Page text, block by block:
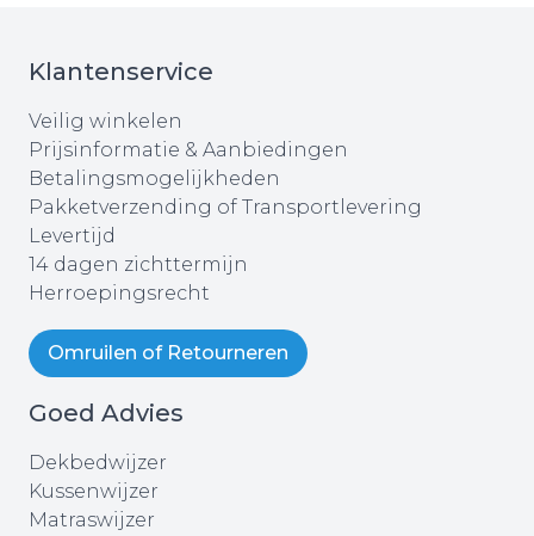
Klantenservice
Veilig winkelen
Prijsinformatie & Aanbiedingen
Betalingsmogelijkheden
Pakketverzending of Transportlevering
Levertijd
14 dagen zichttermijn
Herroepingsrecht
Omruilen of Retourneren
Goed Advies
Dekbedwijzer
Kussenwijzer
Matraswijzer